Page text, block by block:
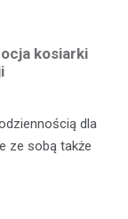
kosiarki
dla
ze sobą także